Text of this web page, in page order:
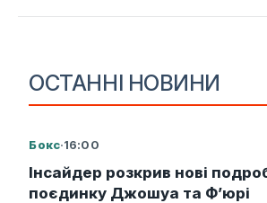
ОСТАННІ НОВИНИ
Бокс·16:00
Інсайдер розкрив нові
поєдинку Джошуа та Ф’юрі